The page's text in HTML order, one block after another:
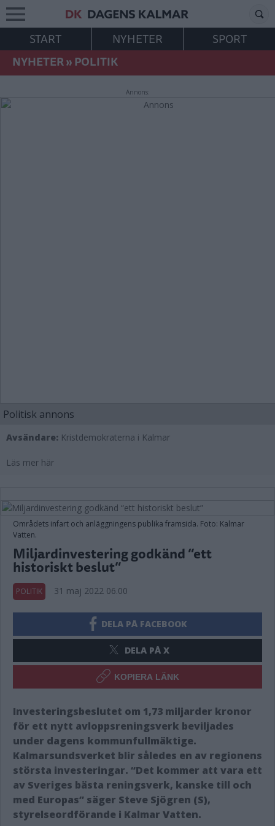
START NYHETER
SPORT
NYHETER»POLITIK
Annons:
Politisk annons
Avsändare: Kristdemokraterna i Kalmar
Läs mer här
Områdets infart och anläggningens publika framsida. Foto: Kalmar
Vatten.
Miljardinvestering godkänd “ett
historiskt beslut”
POLITIK 31 maj 2022 06.00
DELA PÅ FACEBOOK
DELA PÅ X
KOPIERA LÄNK
Investeringsbeslutet om 1,73 miljarder kronor
för ett nytt avloppsreningsverk beviljades
under dagens kommunfullmäktige.
Kalmarsundsverket blir således en av regionens
största investeringar. “Det kommer att vara ett
av Sveriges bästa reningsverk, kanske till och
med Europas” säger Steve Sjögren (S),
styrelseordförande i Kalmar Vatten.